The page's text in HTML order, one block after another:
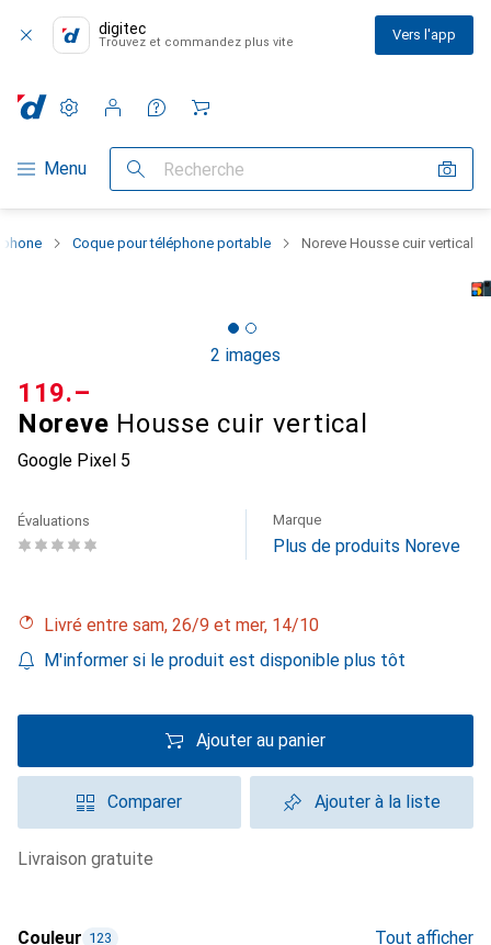
digitec
Trouvez et commandez plus vite Vers l'app
Navigation par catégorie
Menu Recherche
Paramètres
Compte client
Listes de comparaison
Listes d'envies
Panier
Coque pour téléphone portable Noreve Housse cuir vertical
2 images
Noreve Housse cuir vertical
Google Pixel 5
CHF
119.–
Évaluations Marque
Plus de produits Noreve
Livré entre sam, 26/9 et mer, 14/10
M'informer si le produit est disponible plus tôt
Ajouter au panier
Comparer Ajouter à la liste
livraison gratuite
Couleur 123 Tout afficher